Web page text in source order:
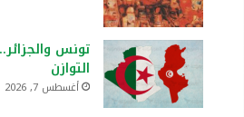
تونس
التوازن
أغسطس 7, 2026